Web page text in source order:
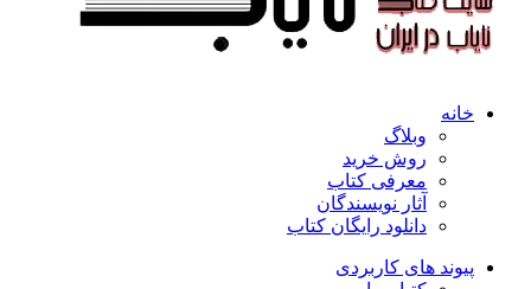
خانه
وبلاگ
روش خرید
معرفی کتاب
آثار نویسندگان
دانلود رایگان کتاب
پیوند های کاربردی